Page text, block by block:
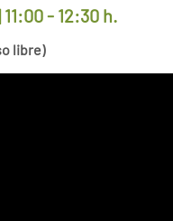
- 12:30 h.
libre)